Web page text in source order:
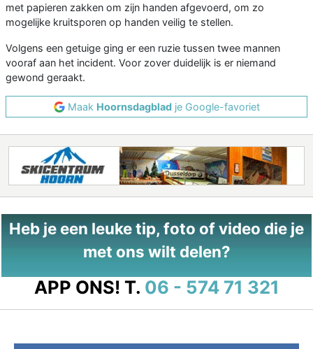
met papieren zakken om zijn handen afgevoerd, om zo
mogelijke kruitsporen op handen veilig te stellen.
Volgens een getuige ging er een ruzie tussen twee mannen
vooraf aan het incident. Voor zover duidelijk is er niemand
gewond geraakt.
Maak Hoornsdagbladje Google-favoriet
Heb je een leuke tip, foto of video die je
met ons wilt delen?
APP ONS! T. 06 - 574 71 321